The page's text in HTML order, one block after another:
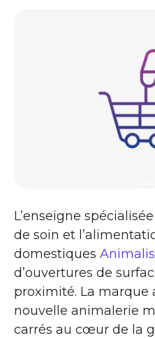
L’enseigne
de soin et
domestiques Animalis
d’ouvertures de
proximité. La marque
nouvelle animalerie
carrés au cœur de la